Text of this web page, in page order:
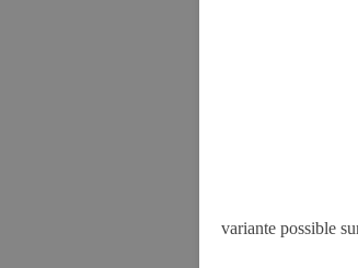
variante possible